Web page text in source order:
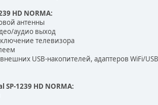
HD NORMA:
антенны
аудио выход
телевизора
USB-накопителей, адаптеров WiFi/
1239 HD NORMA: